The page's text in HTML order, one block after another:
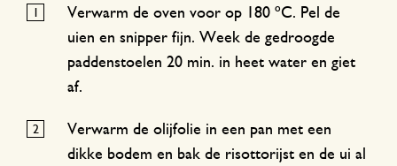
Verwarm de oven voor op 180 ºC. Pel de
uien en snipper fijn. Week de gedroogde
paddenstoelen 20 min. in heet water en giet
af.
Verwarm de olijfolie in een pan met een
dikke bodem en bak de risottorijst en de ui al